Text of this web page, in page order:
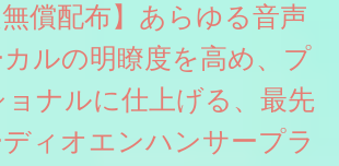
無償配布】あらゆる音声
ルの明瞭度を高め、プ
ョナルに仕上げる、最先
ィオエンハンサープラ